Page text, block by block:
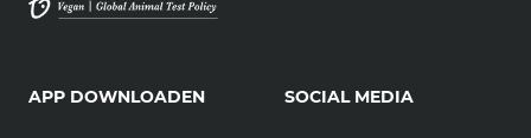
APP DOWNLOADEN SOCIAL MEDIA